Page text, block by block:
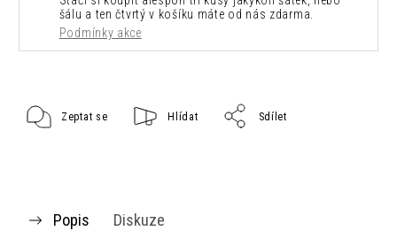
šálu a ten čtvrtý v košíku máte od nás zdarma.
Podmínky akce
Zeptat se Hlídat Sdílet
Popis Diskuze